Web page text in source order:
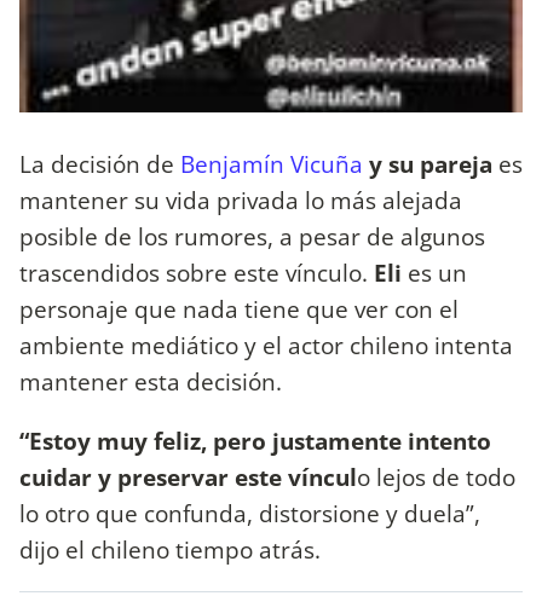
La decisión de Benjamín Vicuña y su pareja es
mantener su vida privada lo más alejada
posible de los rumores, a pesar de algunos
trascendidos sobre este vínculo. Eli es un
personaje que nada tiene que ver con el
ambiente mediático y el actor chileno intenta
mantener esta decisión.
“Estoy muy feliz, pero justamente intento
cuidar y preservar este vínculo lejos de todo
lo otro que confunda, distorsione y duela”,
dijo el chileno tiempo atrás.